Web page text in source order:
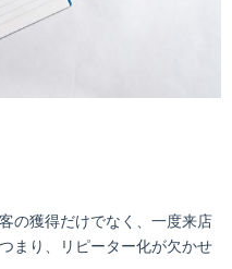
の獲得だけでなく、一度来店
まり、リピーター化が欠かせ